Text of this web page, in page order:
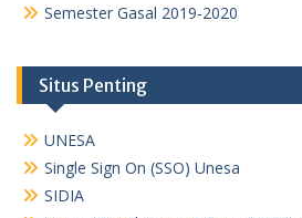
Semester Gasal 2019-2020
Situs Penting
UNESA
Single Sign On (SSO) Unesa
SIDIA